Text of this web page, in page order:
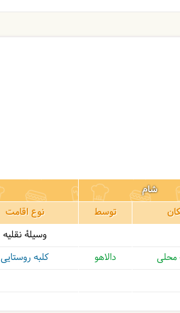
شام
توسط نوع اقامت
وسیلۀ نقلیه
محلی دالاهو کلبه روستایی